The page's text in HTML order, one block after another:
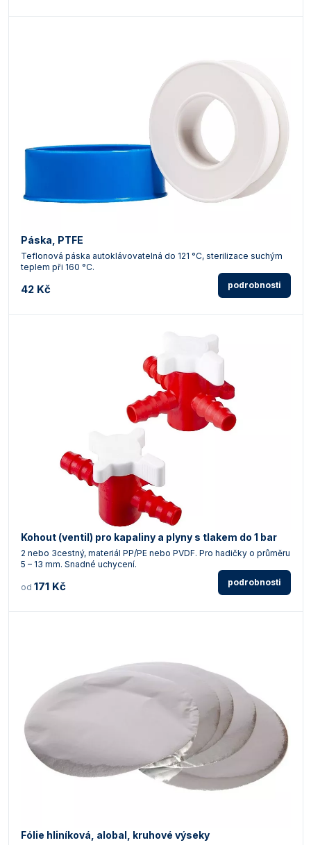
Páska, PTFE
Teflonová páska autoklávovatelná do 121 °C, sterilizace suchým
teplem při 160 °C.
42 Kč podrobnosti
Kohout (ventil) pro kapaliny a plyny s tlakem do 1 bar
2 nebo 3cestný, materiál PP/PE nebo PVDF. Pro hadičky o průměru
5 – 13 mm. Snadné uchycení.
od 171 Kč podrobnosti
Fólie hliníková, alobal, kruhové výseky